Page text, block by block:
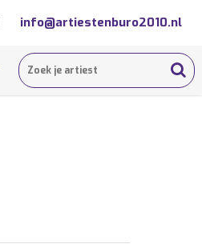
info@artiestenburo2010.nl